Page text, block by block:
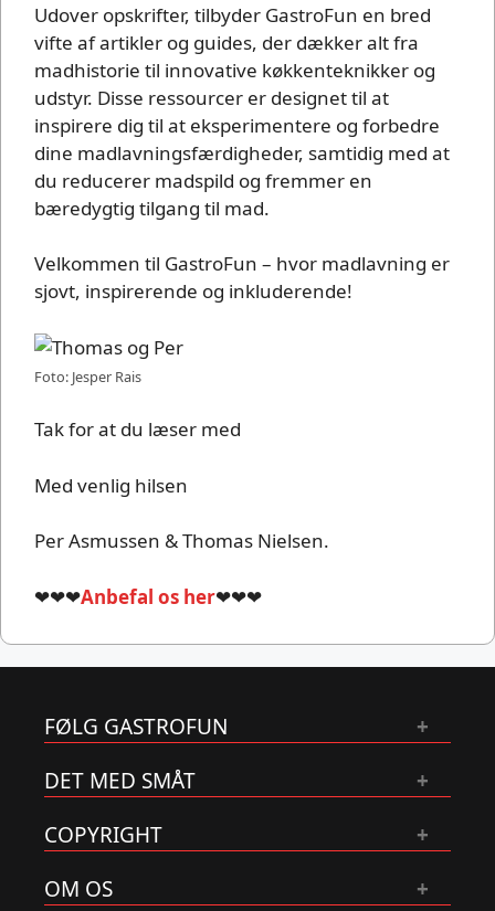
Udover opskrifter, tilbyder GastroFun en bred
vifte af artikler og guides, der dækker alt fra
madhistorie til innovative køkkenteknikker og
udstyr. Disse ressourcer er designet til at
inspirere dig til at eksperimentere og forbedre
dine madlavningsfærdigheder, samtidig med at
du reducerer madspild og fremmer en
bæredygtig tilgang til mad.
Velkommen til GastroFun – hvor madlavning er
sjovt, inspirerende og inkluderende!
Foto: Jesper Rais
Tak for at du læser med
Med venlig hilsen
Per Asmussen & Thomas Nielsen.
❤❤❤Anbefal os her❤❤❤
FØLG GASTROFUN
DET MED SMÅT
COPYRIGHT
OM OS